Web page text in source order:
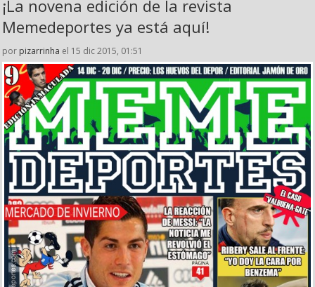
¡La novena edición de la revista
Memedeportes ya está aquí!
por pizarrinha el 15 dic 2015, 01:51